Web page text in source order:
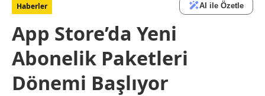
Haberler AI ile Özetle
App Store’da Yeni
Abonelik Paketleri
Dönemi Başlıyor